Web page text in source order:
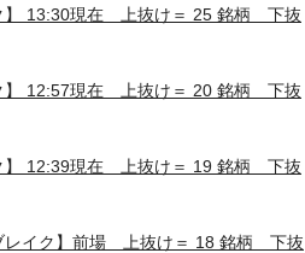
】 13:30現在 上抜け＝ 25 銘柄 下抜
】 12:57現在 上抜け＝ 20 銘柄 下抜
】 12:39現在 上抜け＝ 19 銘柄 下抜
レイク】前場 上抜け＝ 18 銘柄 下抜